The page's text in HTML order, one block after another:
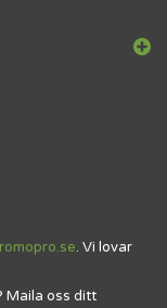
. Vi lovar
Maila oss ditt